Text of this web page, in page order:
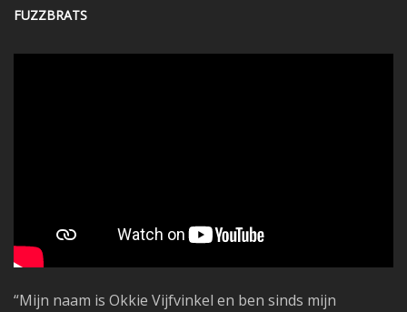
FUZZBRATS
“Mijn naam is Okkie Vijfvinkel en ben sinds mijn